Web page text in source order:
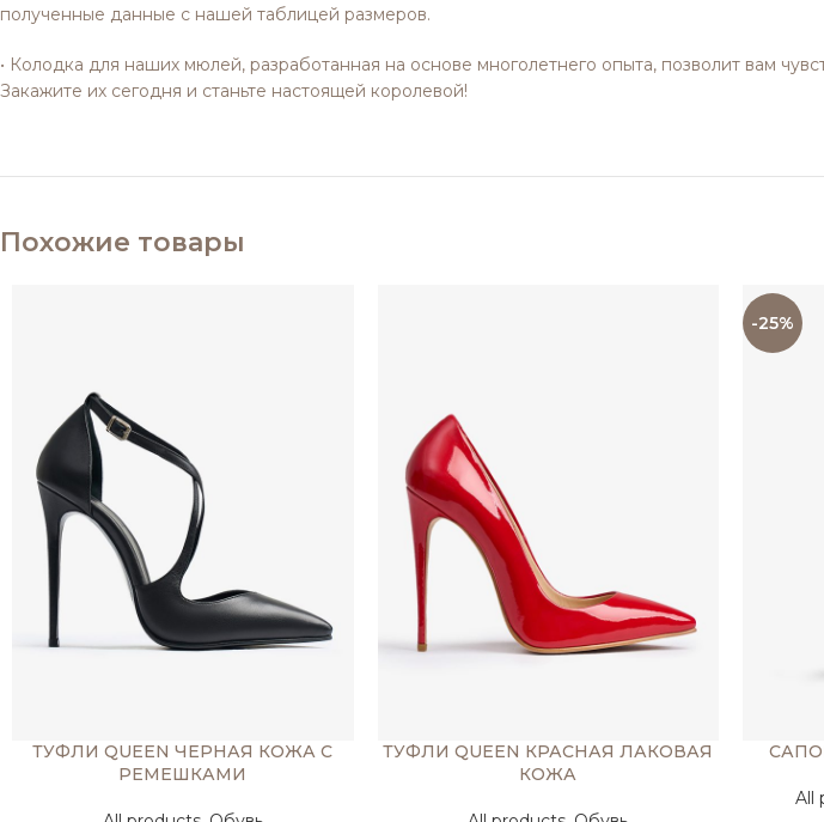
полученные данные с нашей таблицей размеров.
• Колодка для наших мюлей, разработанная на основе многолетнего опыта, позволит вам
Закажите их сегодня и станьте настоящей королевой!
Похожие товары
ТУФЛИ QUEEN ЧЕРНАЯ КОЖА С
РЕМЕШКАМИ
ТУФЛИ QUEEN КРАСНАЯ ЛАКОВАЯ
КОЖА
-25%
All